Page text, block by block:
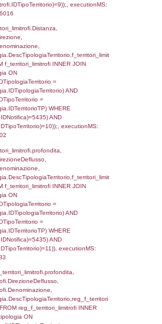
f_territori_limitrofi.Distanza,
FROM f_territori_limitrofi
ON
=
=
f_territori_limitrofi.Distanza,
FROM
ON
=
=